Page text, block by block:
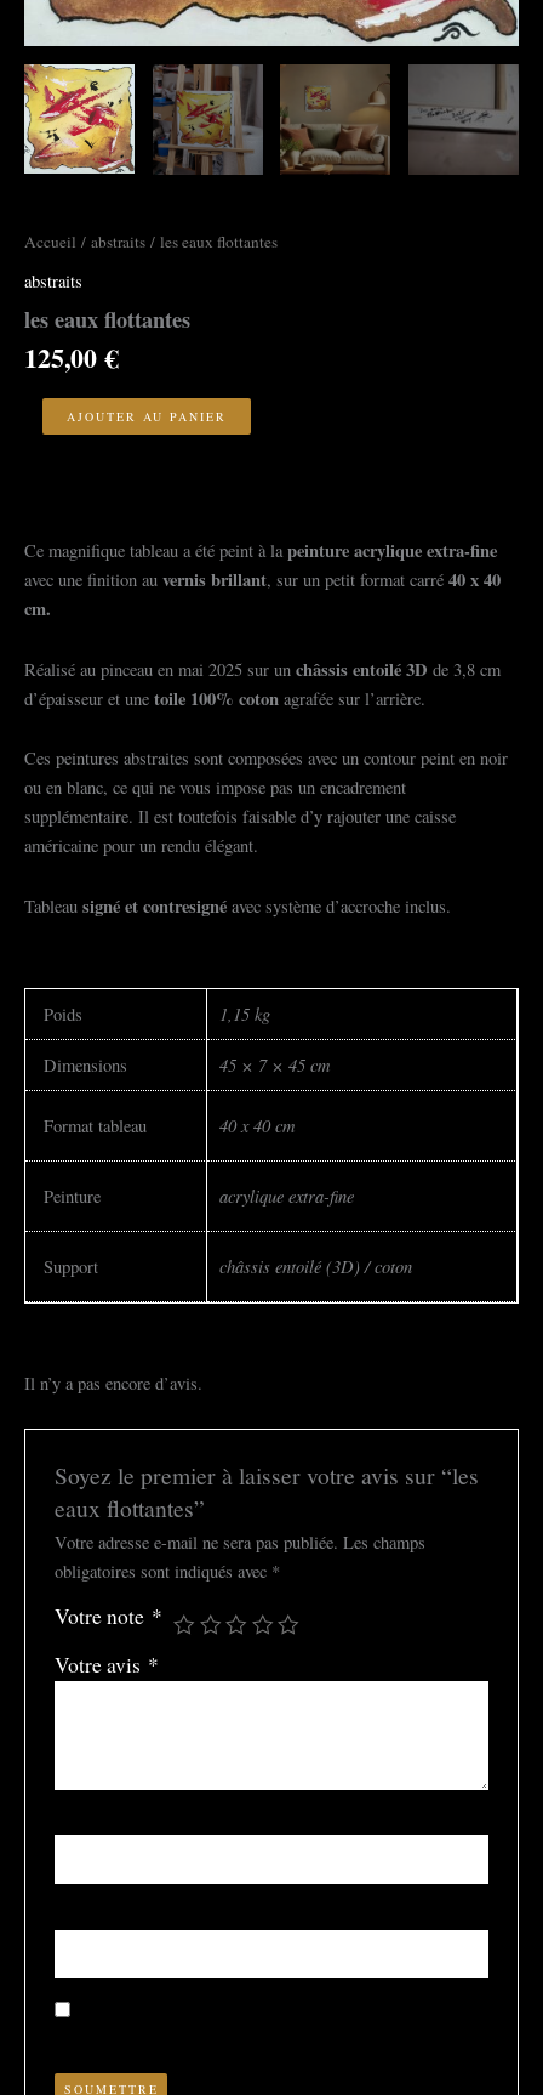
Accueil / abstraits / les eaux flottantes
abstraits
les eaux flottantes
125,00€
AJOUTER AU PANIER
Ce magnifique tableau a été peint à lapeinture acryliqueextra-fine
avec une finition au vernis brillant, sur un petit format carré 40 x 40
cm.
Réalisé au pinceau en mai 2025 sur un châssis entoilé 3D de 3,8 cm
d’épaisseur et une toile 100% coton agrafée sur l’arrière.
Ces peintures abstraites sont composées avec un contour peint en noir
ou en blanc, ce qui ne vous impose pas un encadrement
supplémentaire. Il est toutefois faisable d’y rajouter une caisse
américaine pour un rendu élégant.
Tableau signé et contresigné avec système d’accroche inclus.
Poids 1,15 kg
Dimensions 45 × 7 × 45 cm
Format tableau 40 x 40 cm
Peinture acrylique extra-fine
Support châssis entoilé (3D) / coton
Il n’y a pas encore d’avis.
Soyez le premier à laisser votre avis sur “les
eaux flottantes”
Votre adresse e-mail ne sera pas publiée. Les champs
obligatoires sont indiqués avec *
Votre note *
Votre avis *